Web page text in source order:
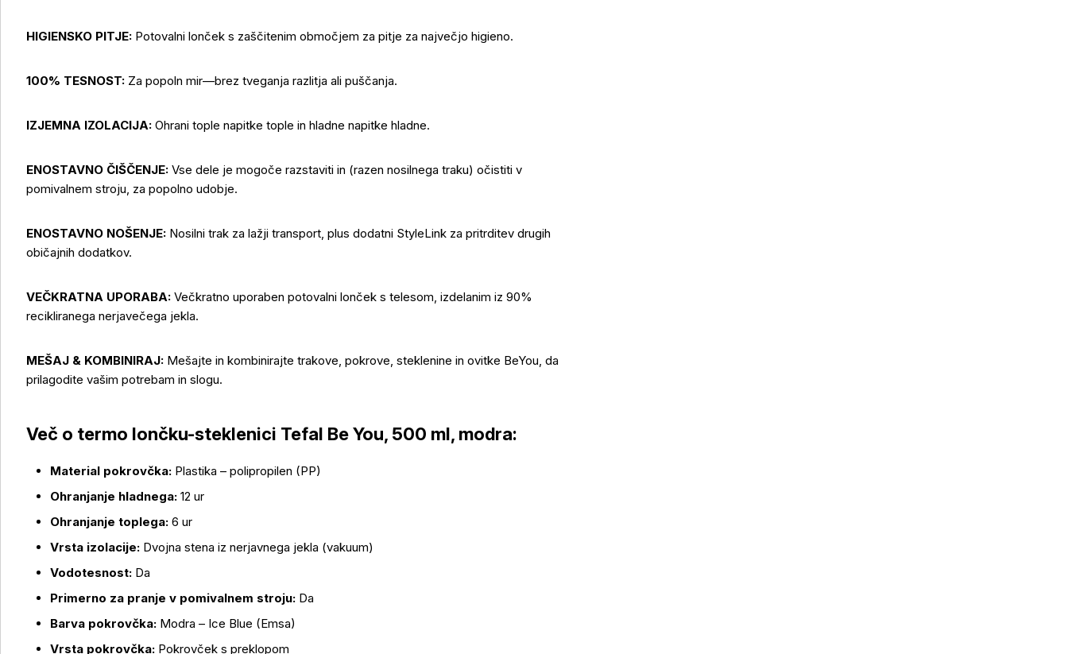
HIGIENSKO PITJE: Potovalni lonček s zaščitenim območjem za pitje za največjo higieno.
100% TESNOST: Za popoln mir—brez tveganja razlitja ali puščanja.
IZJEMNA IZOLACIJA: Ohrani tople napitke tople in hladne napitke hladne.
ENOSTAVNO ČIŠČENJE: Vse dele je mogoče razstaviti in (razen nosilnega traku) očistiti v
pomivalnem stroju, za popolno udobje.
ENOSTAVNO NOŠENJE: Nosilni trak za lažji transport, plus dodatni StyleLink za pritrditev drugih
običajnih dodatkov.
VEČKRATNA UPORABA: Večkratno uporaben potovalni lonček s telesom, izdelanim iz 90%
recikliranega nerjavečega jekla.
MEŠAJ & KOMBINIRAJ: Mešajte in kombinirajte trakove, pokrove, steklenine in ovitke BeYou, da
prilagodite vašim potrebam in slogu.
Več o termo lončku-steklenici Tefal Be You, 500 ml, modra:
Material pokrovčka: Plastika – polipropilen (PP)
Ohranjanje hladnega: 12 ur
Ohranjanje toplega: 6 ur
Vrsta izolacije: Dvojna stena iz nerjavnega jekla (vakuum)
Vodotesnost: Da
Primerno za pranje v pomivalnem stroju: Da
Barva pokrovčka: Modra – Ice Blue (Emsa)
Vrsta pokrovčka: Pokrovček s preklopom